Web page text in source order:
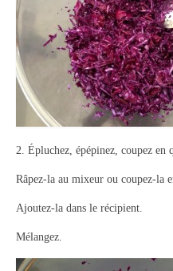
2. Épluchez, épépinez, coupez en
Râpez-la au mixeur ou coupez-la
Ajoutez-la dans le récipient.
Mélangez.